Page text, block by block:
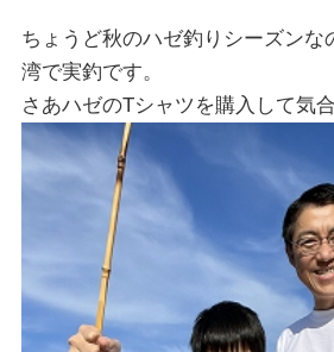
ちょうど秋のハゼ釣りシーズンな
湾で実釣です。
さあハゼのTシャツを購入して気合